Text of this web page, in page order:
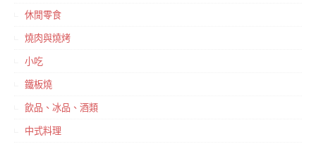
休閒零食
燒肉與燒烤
小吃
鐵板燒
飲品、冰品、酒類
中式料理